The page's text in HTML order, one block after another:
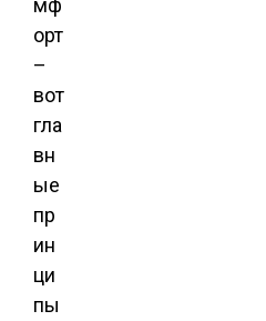
мф
орт
–
вот
гла
вн
ые
пр
ин
ци
пы